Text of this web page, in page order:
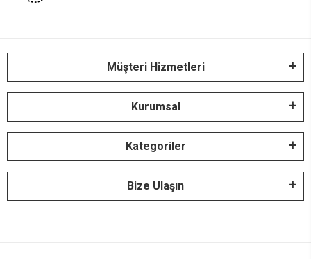
Müşteri Hizmetleri
Kurumsal
Kategoriler
Bize Ulaşın